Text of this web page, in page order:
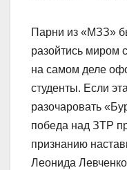
Парни из «МЗЗ»
разойтись миром
на самом деле
студенты. Если
разочаровать
победа над ЗТР
признанию
Леонида